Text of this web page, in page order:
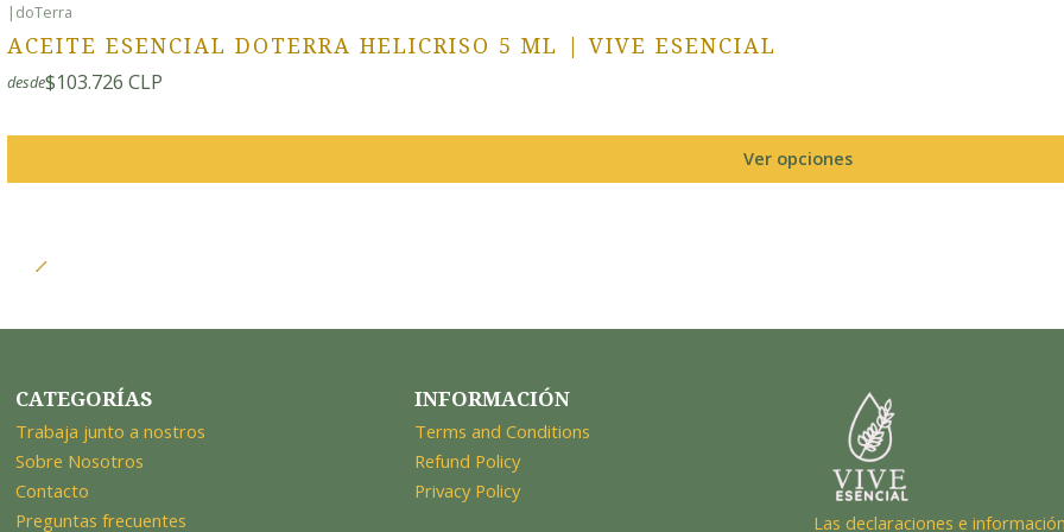
| doTerra
ACEITE ESENCIAL DOTERRA HELICRISO 5 ML | VIVE ESENCIAL
desde$103.726 CLP
Ver opciones
CATEGORÍAS
Trabaja junto a nostros
Sobre Nosotros
Contacto
Preguntas frecuentes
INFORMACIÓN
Terms and Conditions
Refund Policy
Privacy Policy
Las declaraciones e